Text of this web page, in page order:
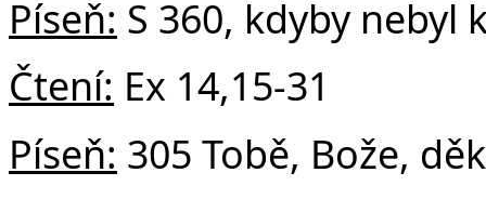
Píseň: S 360, kdyby nebyl
Čtení: Ex 14,15-31
Píseň: 305 Tobě, Bože,